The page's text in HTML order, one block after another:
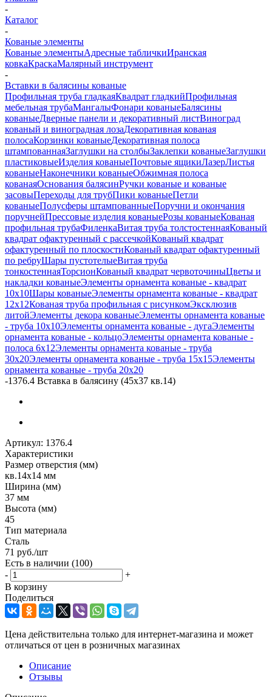
-
Каталог
-
Кованые элементы
Кованые элементыАдресные табличкиИранская
ковкаКраскаМалярный инструмент
-
Вставки в балясины кованые
Профильная труба гладкаяКвадрат гладкийПрофильная
мебельная трубаМангалыФонари кованыеБалясины
кованыеДверные панели и декоративный листВиноград
кованый и виноградная лозаДекоративная кованая
полосаКорзинки кованыеДекоративная полоса
штампованнаяЗаглушки на столбыЗаклепки кованыеЗаглушки
пластиковыеИзделия кованыеПочтовые ящикиЛазерЛистья
кованыеНаконечники кованыеОбжимная полоса
кованаяОснования балясинРучки кованые и кованые
засовыПереходы для трубПики кованыеПетли
кованыеПолусферы штампованныеПоручни и окончания
поручнейПрессовые изделия кованыеРозы кованыеКованая
профильная трубаФиленкаВитая труба толстостеннаяКованый
квадрат офактуренный с рассечкойКованый квадрат
офактуренный по плоскостиКованый квадрат офактуренный
по ребруШары пустотелыеВитая труба
тонкостеннаяТорсионКованый квадрат червоточиныЦветы и
накладки кованыеЭлементы орнамента кованые - квадрат
10х10Шары кованыеЭлементы орнамента кованые - квадрат
12х12Кованая труба профильная с рисункомЭксклюзив
литойЭлементы декора кованыеЭлементы орнамента кованые
- труба 10х10Элементы орнамента кованые - дугаЭлементы
орнамента кованые - кольцоЭлементы орнамента кованые -
полоса 6х12Элементы орнамента кованые - труба
30х20Элементы орнамента кованые - труба 15х15Элементы
орнамента кованые - труба 20х20
-1376.4 Вставка в балясину (45х37 кв.14)
Артикул: 1376.4
Характеристики
Размер отверстия (мм)
кв.14х14 мм
Ширина (мм)
37 мм
Высота (мм)
45
Тип материала
Сталь
71 руб./шт
Есть в наличии (100)
-
+
В корзину
Поделиться
Цена действительна только для интернет-магазина и может
отличаться от цен в розничных магазинах
Описание
Отзывы